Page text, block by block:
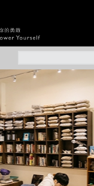
觀點專欄
焦點企劃
社會企業
認識我們